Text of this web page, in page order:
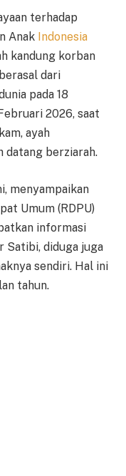
terhadap
Anak Indonesia
kandung korban
dari
pada 18
2026, saat
ayah
datang berziarah.
menyampaikan
Umum (RDPU)
informasi
Satibi, diduga juga
sendiri. Hal ini
tahun.